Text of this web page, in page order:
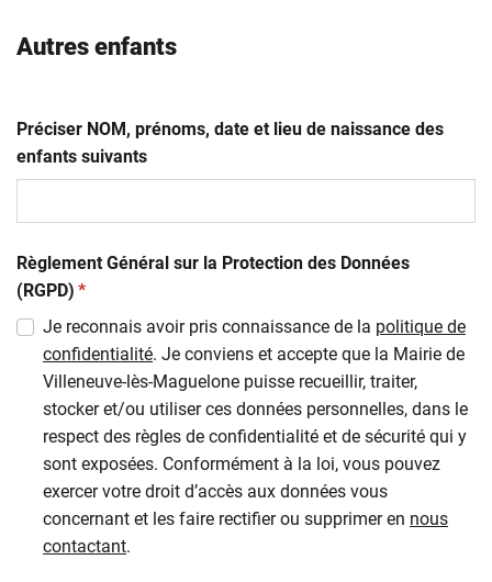
Autres enfants
Préciser NOM, prénoms, date et lieu de naissance des
enfants suivants
Règlement Général sur la Protection des Données
(RGPD) (obligatoire)
*
Je reconnais avoir pris connaissance de la politique de
confidentialité. Je conviens et accepte que la Mairie de
Villeneuve-lès-Maguelone puisse recueillir, traiter,
stocker et/ou utiliser ces données personnelles, dans le
respect des règles de confidentialité et de sécurité qui y
sont exposées. Conformément à la loi, vous pouvez
exercer votre droit d’accès aux données vous
concernant et les faire rectifier ou supprimer en nous
contactant.